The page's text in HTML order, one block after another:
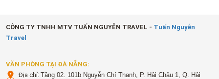
CÔNG TY TNHH MTV TUẤN NGUYỄN TRAVEL - Tuấn Nguyễn
Travel
VĂN PHÒNG TẠI ĐÀ NẴNG:
Địa chỉ:Tầng 02. 101b Nguyễn Chí Thanh, P. Hải Châu 1, Q. Hải